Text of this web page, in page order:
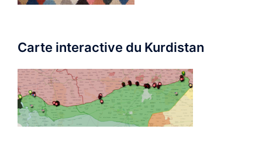
Carte interactive du Kurdistan